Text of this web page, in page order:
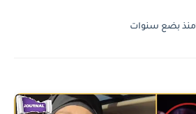
منذ بضع سنوات